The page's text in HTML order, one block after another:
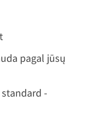
pagal jūsų
standard -